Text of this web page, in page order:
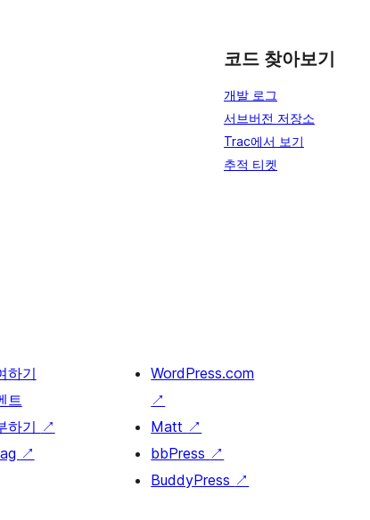
코드 찾아보기
개발 로그
서브버전 저장소
Trac에서 보기
추적 티켓
하기
트
하기 ↗
↗
WordPress.com
↗
Matt ↗
bbPress ↗
BuddyPress ↗